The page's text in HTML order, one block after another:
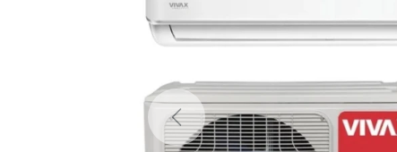
Previous